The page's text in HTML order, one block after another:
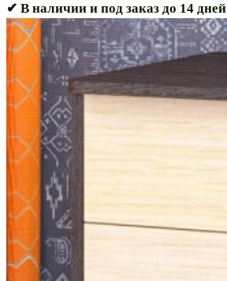
✔ В наличии и под заказ до 14 дней